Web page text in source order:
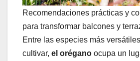
Recomendaciones prácticas y
para transformar balcones y
Entre las especies más
cultivar, el orégano ocupa un